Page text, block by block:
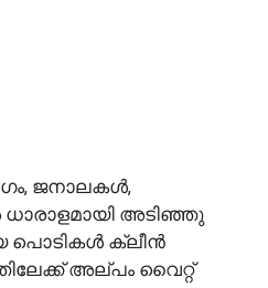
ജനാലകൾ,
അടിഞ്ഞു
പൊടികൾ ക്ലീൻ
അല്പം വൈറ്റ്